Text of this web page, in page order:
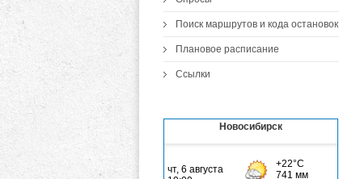
Поиск маршрутов и кода остановок
Плановое расписание
Ссылки
Новосибирск